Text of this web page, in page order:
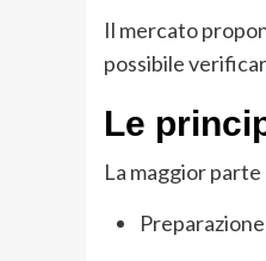
Il mercato
possibile
Le
La maggior